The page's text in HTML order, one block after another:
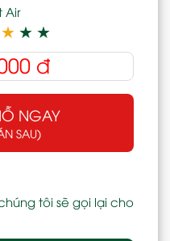
Air
★ ★ ★
đ
NGAY
SAU)
tôi sẽ gọi lại cho